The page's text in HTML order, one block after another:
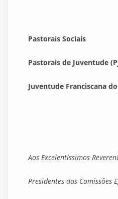
Pastorais Sociais
Pastorais de Juventude
Juventude Franciscana do
Aos Excelentíssimos
Presidentes das Comissões